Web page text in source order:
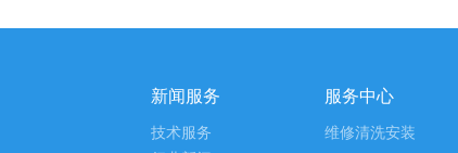
新闻服务
技术服务
服务中心
维修清洗安装